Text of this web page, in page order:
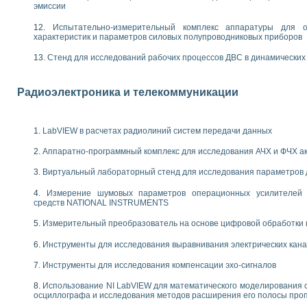
путем моделирования технологических процессов пищевых
процессом цементирования нефтегазовых скважин
среды специальной барокамеры
с использованием среды графического программирования
исследований на базе LabVIEW
переходных характеристик асинхронных двигателей при пуске
швов на базе технологий фирмы NATIONAL INSTRUMENTS
эффективности систем управления в интегрированных средах
стенда по измерению профиля зеркальной антенны и построению
нелинейных резистивных цепей
WORKBENCH-MULTISIM для электротехнической подготовки
«Цифровые вычислительные устройства и микропроцессоры
теории коммутации
для создания лабораторного практикума по измерениям магнитных
эмиссии
Испытательно-измерительный комплекс аппаратуры для
характеристик и параметров силовых полупроводниковых приборов
Стенд для исследований рабочих процессов ДВС в
Радиоэлектроника и телекоммуникации
LabVIEW в расчетах радиолиний систем передачи данных
Аппаратно-программный комплекс для исследования АЧХ и ФЧХ
Виртуальный лабораторный стенд для исследования
Измерение шумовых параметров операционных
средств NATIONAL INSTRUMENTS
Измерительный преобразователь на основе цифровой обработки
Инструменты для исследования выравнивания электрических
Инструменты для исследования компенсации эхо-сигналов
Использование NI LabVIEW для математического моделирования
осциллографа и исследования методов расширения его полосы